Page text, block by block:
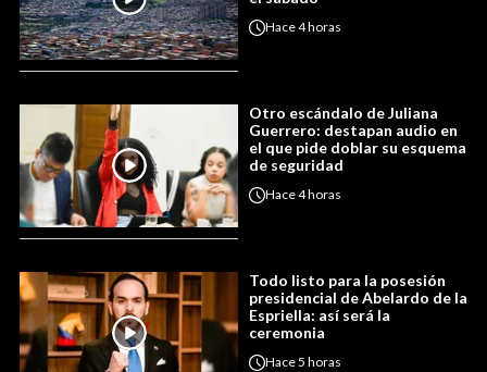
Hace4 horas
Otro escándalo de Juliana
Guerrero: destapan audio en
el que pide doblar su esquema
de seguridad
Hace4 horas
Todo listo para la posesión
presidencial de Abelardo de la
Espriella: así será la
ceremonia
Hace5 horas